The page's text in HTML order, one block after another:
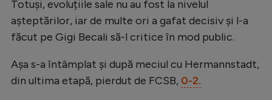
Totuși, evoluțiile sale nu au fost la nivelul
așteptărilor, iar de multe ori a gafat decisiv și l-a
făcut pe Gigi Becali să-l critice în mod public.
Așa s-a întâmplat și după meciul cu Hermannstadt,
din ultima etapă, pierdut de FCSB, 0-2.